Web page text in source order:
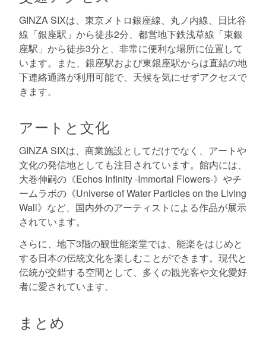
GINZA SIXは、東京メトロ銀座線、丸ノ内線、日比谷
線「銀座駅」から徒歩2分、都営地下鉄浅草線「東銀
座駅」から徒歩3分と、非常に便利な場所に位置して
います。また、銀座駅および東銀座駅からは直結の地
下連絡通路が利用可能で、天候を気にせずアクセスで
きます。
アートと文化
GINZA SIXは、商業施設としてだけでなく、アートや
文化の発信地としても注目されています。館内には、
大巻伸嗣の《Echos Infinity -Immortal Flowers-》やチ
ームラボの《Universe of Water Particles on the Living
Wall》など、国内外のアーティストによる作品が展示
されています。
さらに、地下3階の観世能楽堂では、能楽をはじめと
する日本の伝統文化を楽しむことができます。現代と
伝統が交錯する空間として、多くの観光客や文化愛好
者に愛されています。
まとめ